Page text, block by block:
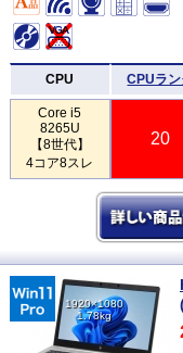
CPU CPUラン
Core i5
8265U
【8世代】
4コア8スレ
20
1920×1080
1.78kg